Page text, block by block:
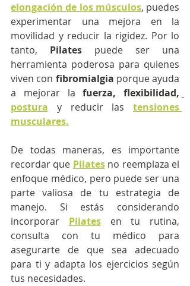
elongación de los músculos, puedes
experimentar una mejora en la
movilidad y reducir la rigidez. Por lo
tanto, Pilates puede ser una
herramienta poderosa para quienes
viven con fibromialgia porque ayuda
a mejorar la
postura y reducir las tensiones
musculares.
De todas maneras, es importante
recordar que Pilates no reemplaza el
enfoque médico, pero puede ser una
parte valiosa de tu estrategia de
manejo. Si estás considerando
incorporar Pilates en tu rutina,
consulta con tu médico para
asegurarte de que sea adecuado
para ti y adapta los ejercicios según
tus necesidades.